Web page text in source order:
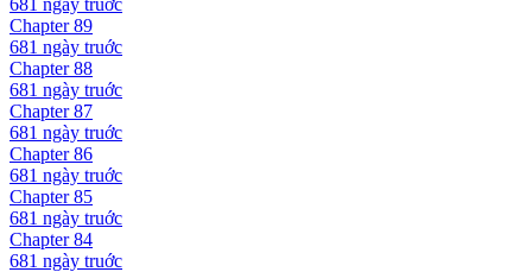
681 ngày truớc
Chapter89
681 ngày truớc
Chapter88
681 ngày truớc
Chapter87
681 ngày truớc
Chapter86
681 ngày truớc
Chapter85
681 ngày truớc
Chapter84
681 ngày truớc